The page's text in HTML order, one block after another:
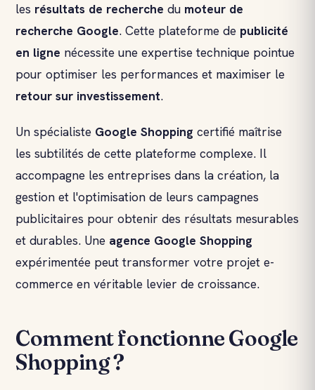
les résultats de recherche du moteur de
recherche Google. Cette plateforme de publicité
en ligne nécessite une expertise technique pointue
pour optimiser les performances et maximiser le
retour sur investissement.
Un spécialiste Google Shopping certifié maîtrise
les subtilités de cette plateforme complexe. Il
accompagne les entreprises dans la création, la
gestion et l'optimisation de leurs campagnes
publicitaires pour obtenir des résultats mesurables
et durables. Une agence Google Shopping
expérimentée peut transformer votre projet e-
commerce en véritable levier de croissance.
Comment fonctionne Google
Shopping ?